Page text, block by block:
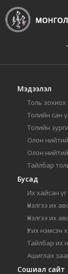
Мэдээлэл
Толь зохиох
Толийн сан
Толийн
Олон
Олон
Тайлбар
Бусад
Их хайсан үг
Үнэлгээ их
Үнэлгээ их
Үг их нэмсэн
Тайлбар их
Ашиглах
Сошиал сайт